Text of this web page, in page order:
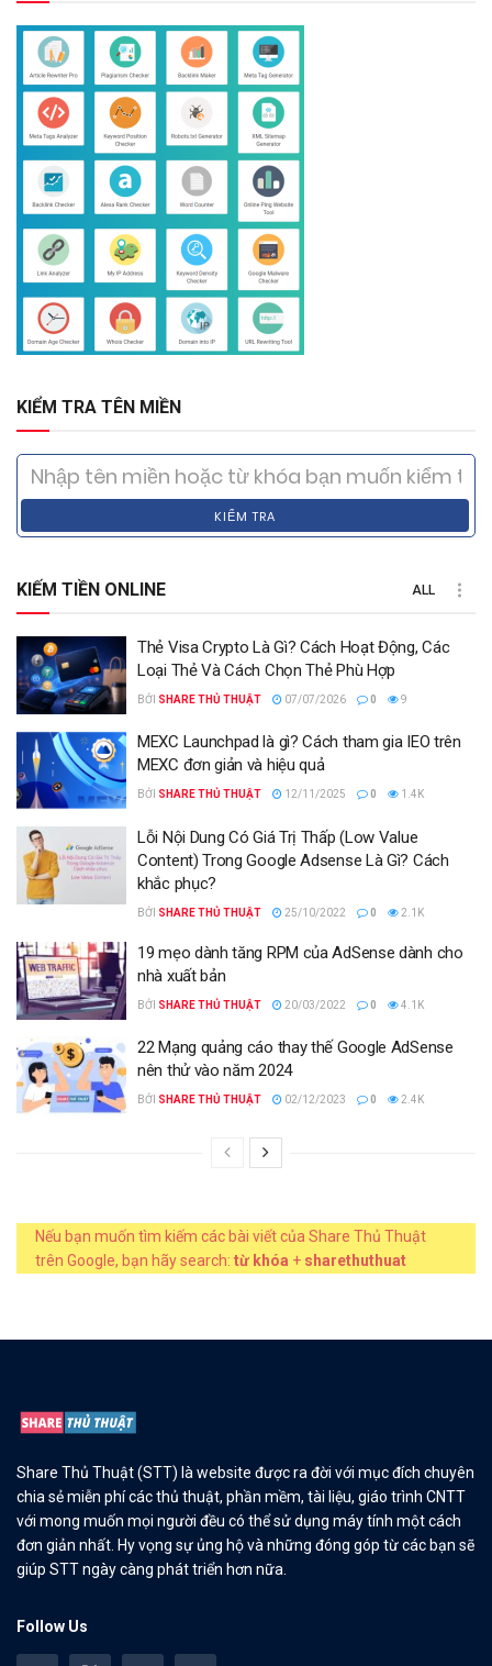
KIỂM TRA TÊN MIỀN
KIỂM TRA
KIẾM TIỀN ONLINE ALL
Thẻ Visa Crypto Là Gì? Cách Hoạt Động, Các
Loại Thẻ Và Cách Chọn Thẻ Phù Hợp
BỞI SHARE THỦ THUẬT 07/07/2026 0 9
MEXC Launchpad là gì? Cách tham gia IEO trên
MEXC đơn giản và hiệu quả
BỞI SHARE THỦ THUẬT 12/11/2025 0 1.4K
Lỗi Nội Dung Có Giá Trị Thấp (Low Value
Content) Trong Google Adsense Là Gì? Cách
khắc phục?
BỞI SHARE THỦ THUẬT 25/10/2022 0 2.1K
19 mẹo dành tăng RPM của AdSense dành cho
nhà xuất bản
BỞI SHARE THỦ THUẬT 20/03/2022 0 4.1K
22 Mạng quảng cáo thay thế Google AdSense
nên thử vào năm 2024
BỞI SHARE THỦ THUẬT 02/12/2023 0 2.4K
Nếu bạn muốn tìm kiếm các bài viết của Share Thủ Thuật
trên Google, bạn hãy search: từ khóa + sharethuthuat
Share Thủ Thuật (STT) là website được ra đời với mục đích chuyên
chia sẻ miễn phí các thủ thuật, phần mềm, tài liệu, giáo trình CNTT
với mong muốn mọi người đều có thể sử dụng máy tính một cách
đơn giản nhất. Hy vọng sự ủng hộ và những đóng góp từ các bạn sẽ
giúp STT ngày càng phát triển hơn nữa.
Follow Us